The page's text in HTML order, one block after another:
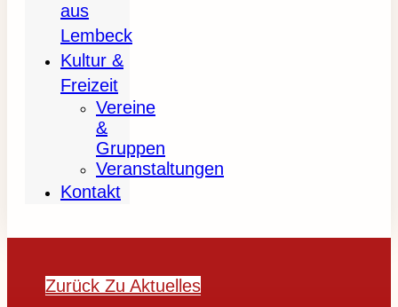
aus
Lembeck
Kultur &
Freizeit
Vereine
&
Gruppen
Veranstaltungen
Kontakt
Zurück Zu Aktuelles